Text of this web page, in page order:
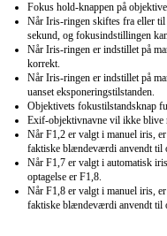
Fokus hold-knappen på
Når Iris-ringen skiftes fra eller
sekund, og fokusindstillingen
Når Iris-ringen er indstillet på
korrekt.
Når Iris-ringen er indstillet på
uanset eksponeringstilstanden.
Objektivets fokustilstandsknap
Exif-objektivnavne vil ikke blive
Når F1,2 er valgt i manuel iris,
faktiske blændeværdi anvendt til
Når F1,7 er valgt i automatisk
optagelse er F1,8.
Når F1,8 er valgt i manuel iris,
faktiske blændeværdi anvendt til